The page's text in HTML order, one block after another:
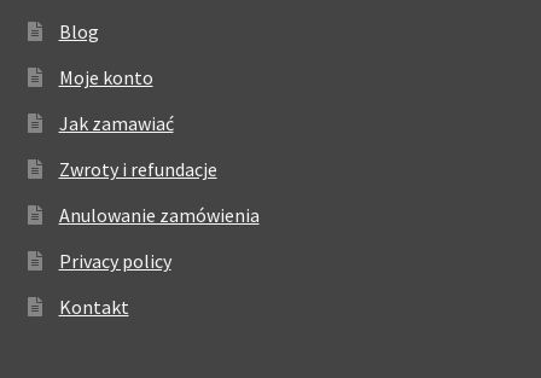
Blog
Moje konto
Jak zamawiać
Zwroty i refundacje
Anulowanie zamówienia
Privacy policy
Kontakt